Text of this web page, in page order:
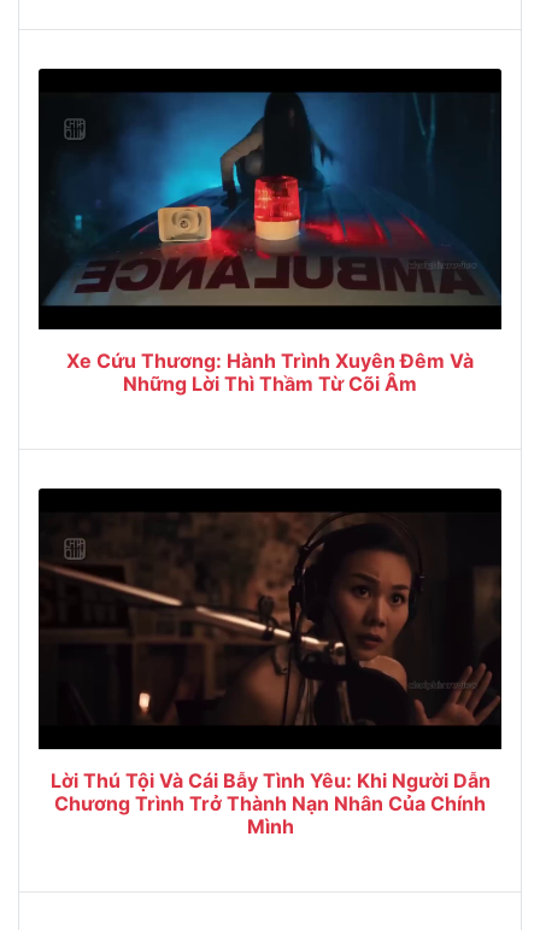
Xe Cứu Thương: Hành Trình Xuyên Đêm Và
Những Lời Thì Thầm Từ Cõi Âm
Lời Thú Tội Và Cái Bẫy Tình Yêu: Khi Người Dẫn
Chương Trình Trở Thành Nạn Nhân Của Chính
Mình